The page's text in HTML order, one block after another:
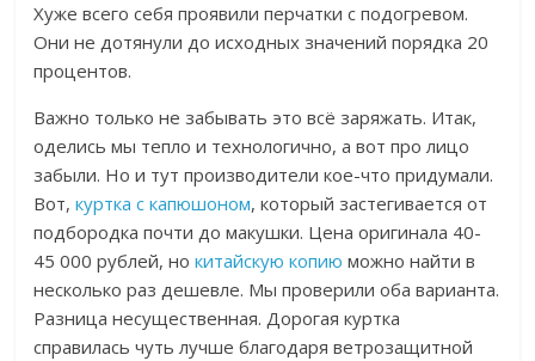
Хуже всего себя проявили перчатки с подогревом.
Они не дотянули до исходных значений порядка 20
процентов.
Важно только не забывать это всё заряжать. Итак,
оделись мы тепло и технологично, а вот про лицо
забыли. Но и тут производители кое-что придумали.
Вот,куртка с капюшоном, который застегивается от
подбородка почти до макушки. Цена оригинала 40-
45 000 рублей, нокитайскую копию можно найти в
несколько раз дешевле. Мы проверили оба варианта.
Разница несущественная. Дорогая куртка
справилась чуть лучше благодаря ветрозащитной